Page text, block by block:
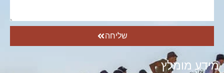
שליחה
מידע מומלץ